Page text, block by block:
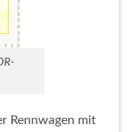
Rennwagen mit